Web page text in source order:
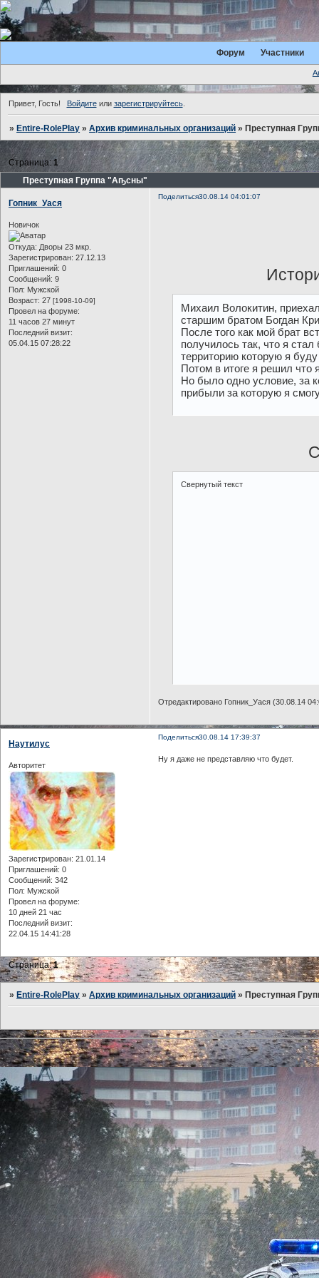
Форум Участники
Привет, Гость! Войдитеили зарегистрируйтесь.
»Entire-RolePlay »Архив криминальных организаций »Преступная
Преступная Группа "Аҧсны"
Страница:1
Поделиться30.08.14 04:01:07
Гопник_Уася
Новичок
Откуда: Дворы 23 мкр.
Зарегистрирован: 27.12.13
Приглашений: 0
Сообщений: 9
Пол: Мужской
Возраст: 27 [1998-10-09]
Провел на форуме:
11 часов 27 минут
Последний визит:
05.04.15 07:28:22
Михаил Волокитин,
старшим братом Богдан
После того как мой брат
получилось так, что я
территорию которую я
Потом в итоге я решил что
Но было одно условие, за
прибыли за которую я
Свернутый текст
Отредактировано Гопник_Уася (30.08.14
Поделиться30.08.14 17:39:37
Наутилус
Авторитет
Зарегистрирован: 21.01.14
Приглашений: 0
Сообщений: 342
Пол: Мужской
Провел на форуме:
10 дней 21 час
Последний визит:
22.04.15 14:41:28
Ну я даже не представляю что будет.
Страница:1
» Entire-RolePlay »Архив криминальных организаций » Преступная